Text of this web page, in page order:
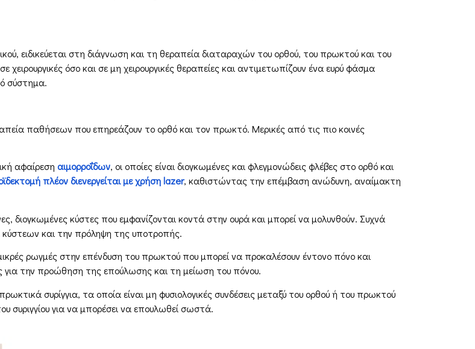
ειδικεύεται στη διάγνωση και τη θεραπεία διαταραχών του ορθού, του πρωκτού και του
χειρουργικές όσο και σε μη χειρουργικές θεραπείες και αντιμετωπίζουν ένα ευρύ φάσμα
σύστημα.
παθήσεων που επηρεάζουν το ορθό και τον πρωκτό. Μερικές από τις πιο κοινές
αφαίρεση αιμορροΐδων, οι οποίες είναι διογκωμένες και φλεγμονώδεις φλέβες στο ορθό και
πλέον διενεργείται με χρήση lazer, καθιστώντας την επέμβαση ανώδυνη, αναίμακτη
διογκωμένες κύστες που εμφανίζονται κοντά στην ουρά και μπορεί να μολυνθούν. Συχνά
κύστεων και την πρόληψη της υποτροπής.
ρωγμές στην επένδυση του πρωκτού που μπορεί να προκαλέσουν έντονο πόνο και
για την προώθηση της επούλωσης και τη μείωση του πόνου.
συρίγγια, τα οποία είναι μη φυσιολογικές συνδέσεις μεταξύ του ορθού ή του πρωκτού
συριγγίου για να μπορέσει να επουλωθεί σωστά.